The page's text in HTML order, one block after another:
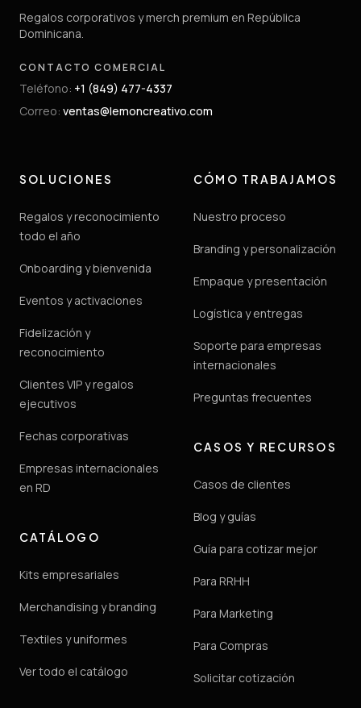
Regalos corporativos y merch premium en República
Dominicana.
CONTACTO COMERCIAL
Teléfono: +1 (849) 477-4337
Correo: ventas@lemoncreativo.com
SOLUCIONES
Regalos y reconocimiento
todo el año
Onboarding y bienvenida
Eventos y activaciones
Fidelización y
reconocimiento
Clientes VIP y regalos
ejecutivos
Fechas corporativas
Empresas internacionales
en RD
CATÁLOGO
Kits empresariales
Merchandising y branding
Textiles y uniformes
Ver todo el catálogo
CÓMO TRABAJAMOS
Nuestro proceso
Branding y personalización
Empaque y presentación
Logística y entregas
Soporte para empresas
internacionales
Preguntas frecuentes
CASOS Y RECURSOS
Casos de clientes
Blog y guías
Guía para cotizar mejor
Para RRHH
Para Marketing
Para Compras
Solicitar cotización